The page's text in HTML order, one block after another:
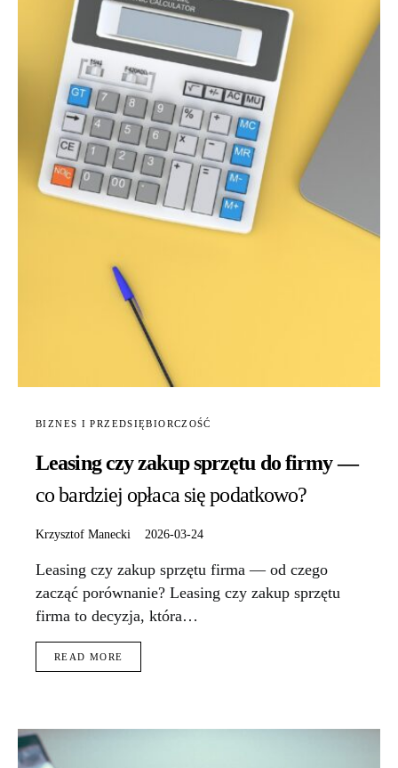
BIZNES I PRZEDSIĘBIORCZOŚĆ
Leasing czy zakup sprzętu do firmy —
co bardziej opłaca się podatkowo?
Krzysztof Manecki 2026-03-24
Leasing czy zakup sprzętu firma — od czego
zacząć porównanie? Leasing czy zakup sprzętu
firma to decyzja, która…
READ MORE